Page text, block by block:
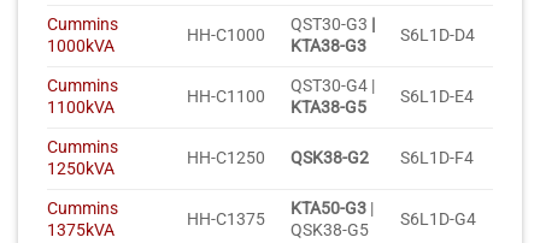
Cummins
1000kVA
HH-C1000
QST30-G3 |
KTA38-G3
S6L1D-D4
Cummins
1100kVA
HH-C1100
QST30-G4 |
KTA38-G5
S6L1D-E4
Cummins
1250kVA
HH-C1250 QSK38-G2 S6L1D-F4
Cummins
1375kVA
HH-C1375
KTA50-G3 |
QSK38-G5
S6L1D-G4